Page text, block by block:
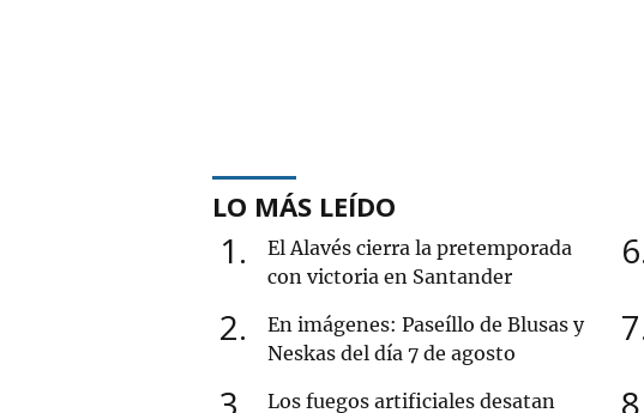
LO MÁS LEÍDO
1
El Alavés cierra la pretemporada
con victoria en Santander
2
En imágenes: Paseíllo de Blusas y
Neskas del día 7 de agosto
3 Los fuegos artificiales desatan
6
7
8